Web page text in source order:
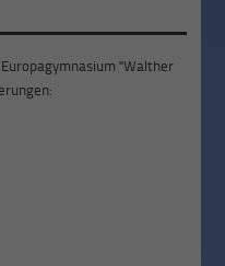
"Walther